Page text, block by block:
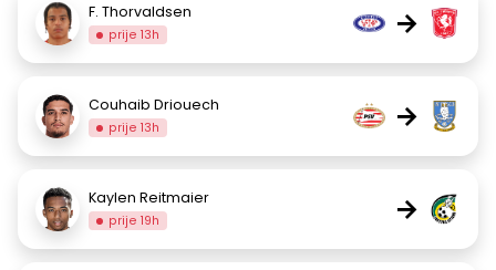
F. Thorvaldsen
prije 13h →
Couhaib Driouech
prije 13h →
Kaylen Reitmaier
prije 19h →